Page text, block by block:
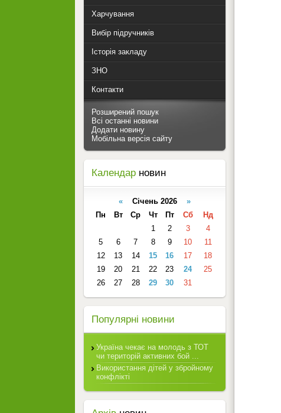
Харчування
Вибір підручників
Історія закладу
ЗНО
Контакти
Розширений пошук
Всі останні новини
Додати новину
Мобільна версія сайту
Календар новин
« Січень 2026 »
Пн
Вт Ср Чт Пт Сб
Нд
1
2 3
4
5
6 7 8 9 10
11
12
13 14 15 16 17
18
19
20 21 22 23 24
25
26
27 28 29 30 31
Популярні новини
Україна чекає на молодь з ТОТ
чи територій активних бой ...
Використання дітей у збройному
конфлікті